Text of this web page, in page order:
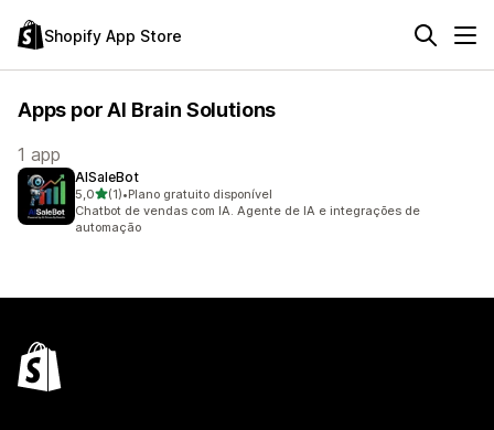
Shopify App Store
Apps por AI Brain Solutions
1 app
AISaleBot
5,0de 5 estrelas
(1)
1 avaliações ao todo
•Plano gratuito disponível
Chatbot de vendas com IA. Agente de IA e integrações de
automação